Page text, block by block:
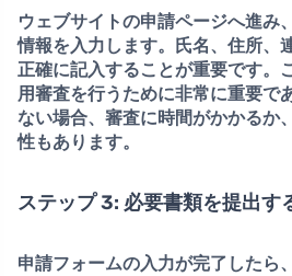
ウェブサイトの申請ページへ進み
情報を入力 します。氏名、住所、
正確に記入することが重要です。
用審査を行うために非常に重要で
ない場合、審査に時間がかかるか
性もあります。
ステップ 3: 必要書類を提出す
申請フォームの入力が完了したら、